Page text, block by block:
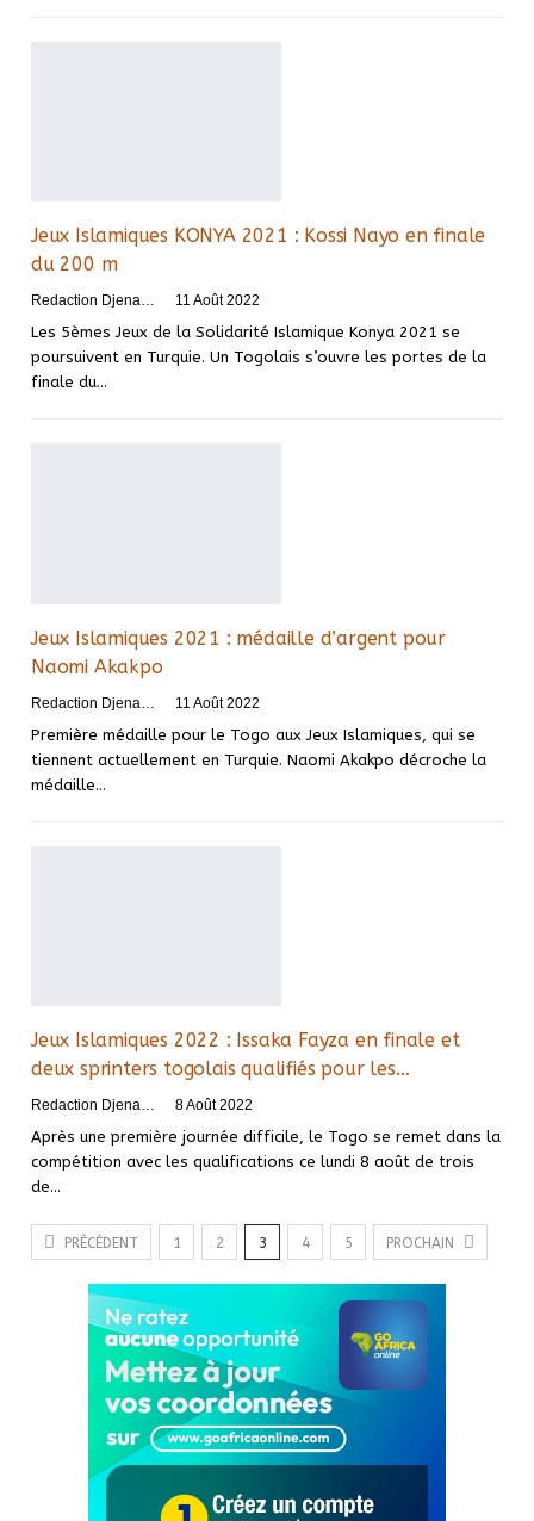
Jeux Islamiques KONYA 2021 : Kossi Nayo en finale
du 200 m
Redaction DjenaSport 11 Août 2022
Les 5èmes Jeux de la Solidarité Islamique Konya 2021 se
poursuivent en Turquie. Un Togolais s’ouvre les portes de la
finale du…
Jeux Islamiques 2021 : médaille d’argent pour
Naomi Akakpo
Redaction DjenaSport 11 Août 2022
Première médaille pour le Togo aux Jeux Islamiques, qui se
tiennent actuellement en Turquie. Naomi Akakpo décroche la
médaille…
Jeux Islamiques 2022 : Issaka Fayza en finale et
deux sprinters togolais qualifiés pour les…
Redaction DjenaSport 8 Août 2022
Après une première journée difficile, le Togo se remet dans la
compétition avec les qualifications ce lundi 8 août de trois
de…
PRÉCÉDENT 1 2 3 4 5 PROCHAIN